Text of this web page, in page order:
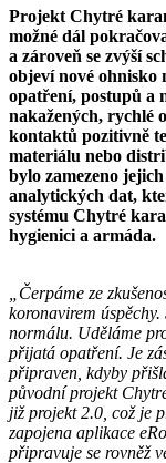
Projekt Chytré
možné dál
a zároveň se zvýší
objeví nové ohnisko
opatření, postupů a
nakažených, rychlé
kontaktů pozitivně
materiálu nebo
bylo zamezeno
analytických dat,
systému Chytré
hygienici a armáda.
„Čerpáme ze
koronavirem
normálu. Uděláme
přijatá opatření. Je
připraven, kdyby
původní projekt
již projekt 2.0, což je
zapojena aplikace
připravuje se rovněž